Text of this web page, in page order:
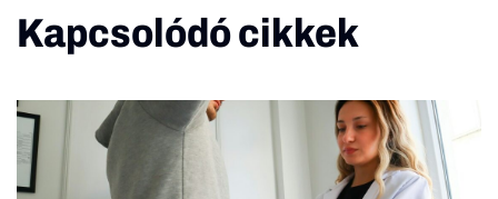
Kapcsolódó cikkek